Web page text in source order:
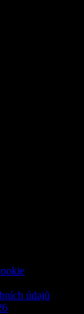
údajů